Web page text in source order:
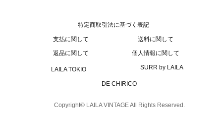
特定商取引法に基づく表記
支払に関して 送料に関して
返品に関して 個人情報に関して
LAILA TOKIO SURR by LAILA
DE CHIRICO
Copyright© LAILA VINTAGE All Rights Reserved.